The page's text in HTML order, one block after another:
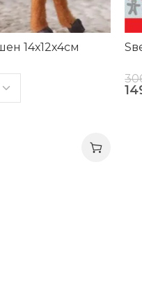
14х12х4см